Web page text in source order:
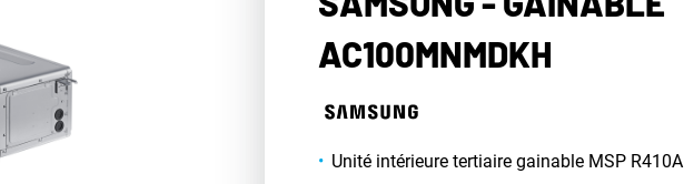
AC100MNMDKH
Unité intérieure tertiaire gainable MSP R410A